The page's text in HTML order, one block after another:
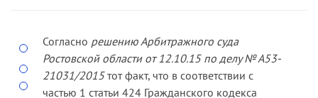
указанной точки зрения; дискриминационное
формирование цены объективно не может быть
обосновано ни с экономической, ни с
логической стороны.
Согласно решению Арбитражного суда
Ростовской области от 12.10.15 по делу № А53-
21031/2015тот факт, что в соответствии с
частью 1 статьи 424 Гражданского кодекса